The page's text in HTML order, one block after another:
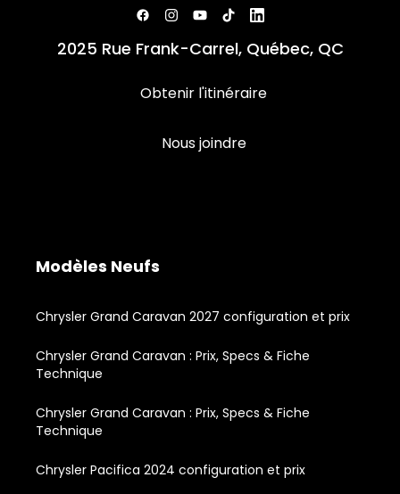
2025 Rue Frank-Carrel, Québec, QC
Obtenir l'itinéraire
Nous joindre
Modèles Neufs
Chrysler Grand Caravan 2027 configuration et prix
Chrysler Grand Caravan : Prix, Specs & Fiche
Technique
Chrysler Grand Caravan : Prix, Specs & Fiche
Technique
Chrysler Pacifica 2024 configuration et prix